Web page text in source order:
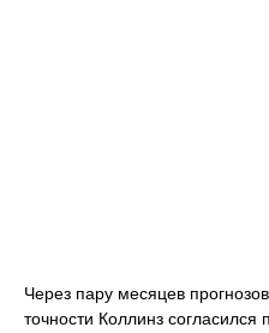
Через пару месяцев
точности Коллинз согласился